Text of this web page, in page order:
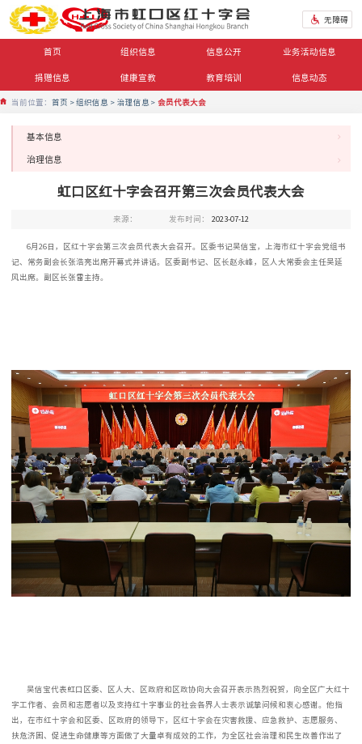
无障碍
首页 组织信息 信息公开 业务活动信息
捐赠信息 健康宣教 教育培训 信息动态
当前位置：首页 组织信息 治理信息 会员代表大会
基本信息
治理信息
虹口区红十字会召开第三次会员代表大会
来源： 发布时间： 2023-07-12
6月26日，区红十字会第三次会员代表大会召开。区委书记吴信宝，上海市红十字会党组书
记、常务副会长张浩亮出席开幕式并讲话。区委副书记、区长赵永峰，区人大常委会主任吴延
风出席。副区长张雷主持。
吴信宝代表虹口区委、区人大、区政府和区政协向大会召开表示热烈祝贺，向全区广大红十
字工作者、会员和志愿者以及支持红十字事业的社会各界人士表示诚挚问候和衷心感谢。他指
出，在市红十字会和区委、区政府的领导下，区红十字会在灾害救援、应急救护、志愿服务、
扶危济困、促进生命健康等方面做了大量卓有成效的工作，为全区社会治理和民生改善作出了